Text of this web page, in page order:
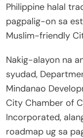
Philippine halal
pagpalig-on sa
Muslim-friendly
Nakig-alayon na
syudad,
Mindanao
City Chamber of
Incorporated,
roadmap ug sa